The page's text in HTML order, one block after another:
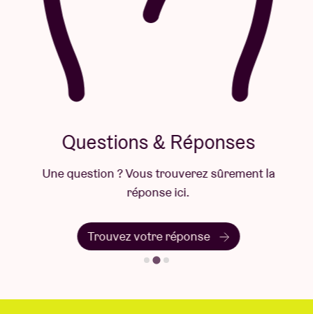
Questions & Réponses
Une question ? Vous trouverez sûrement la
réponse ici.
Trouvez votre réponse